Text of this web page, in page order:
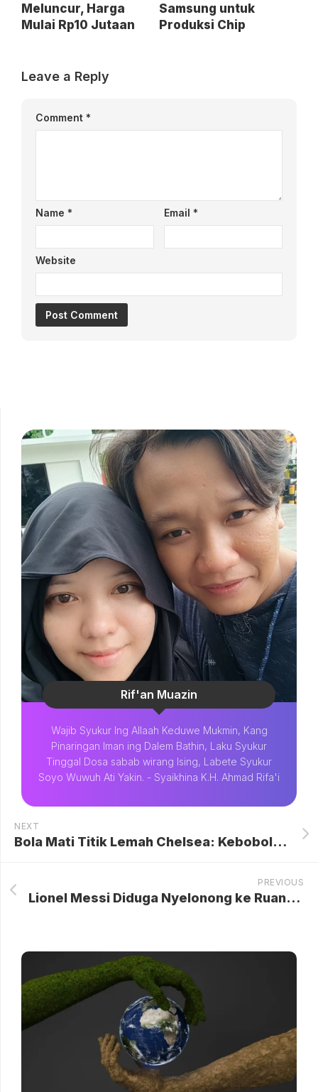
Meluncur, Harga
Mulai Rp10 Jutaan
Samsung untuk
Produksi Chip
Leave a Reply
Comment *
Name * Email *
Website
Rif'an Muazin
Wajib Syukur Ing Allaah Keduwe Mukmin, Kang
Pinaringan Iman ing Dalem Bathin, Laku Syukur
Tinggal Dosa sabab wirang Ising, Labete Syukur
Soyo Wuwuh Ati Yakin. - Syaikhina K.H. Ahmad Rifa'i
NEXT
Bola Mati Titik Lemah Chelsea: Kebobolan 12 Gol Musim Ini, Rosenior Akui Kelemahan Krusial
PREVIOUS
Lionel Messi Diduga Nyelonong ke Ruang Wasit, Begini Penjelasan MLS dan Isi Lengkapnya